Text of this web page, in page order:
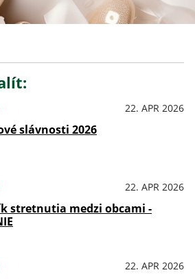
22. APR 2026
slávnosti 2026
22. APR 2026
stretnutia medzi obcami -
22. APR 2026